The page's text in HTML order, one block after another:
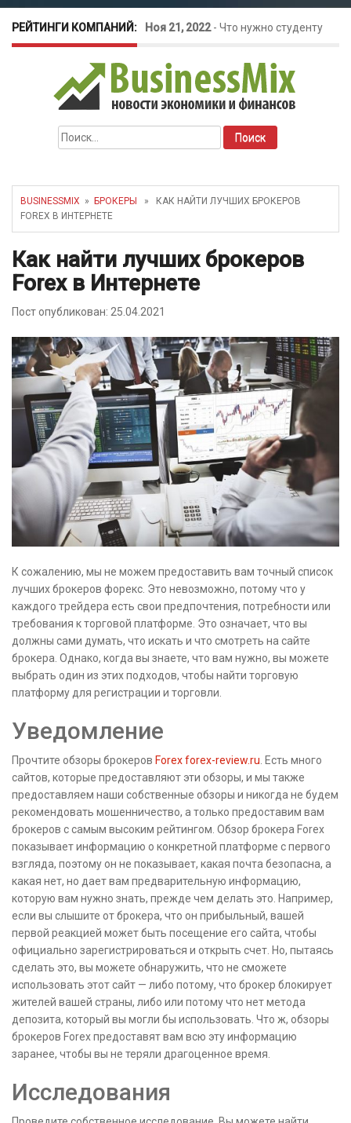
РЕЙТИНГИ КОМПАНИЙ: Ноя 21, 2022- Что нужно студенту
для открытия бизнеса?
Окт 26, 2022-Телефония для
amoCRM: лучшие инструменты для
бизнеса
как защитить свой бизнес?
Найти:
BUSINESSMIX » БРОКЕРЫ
» КАК НАЙТИ ЛУЧШИХ БРОКЕРОВ
FOREX В ИНТЕРНЕТЕ
Как найти лучших брокеров
Forex в Интернете
Пост опубликован: 25.04.2021
К сожалению, мы не можем предоставить вам точный список
лучших брокеров форекс. Это невозможно, потому что у
каждого трейдера есть свои предпочтения, потребности или
требования к торговой платформе. Это означает, что вы
должны сами думать, что искать и что смотреть на сайте
брокера. Однако, когда вы знаете, что вам нужно, вы можете
выбрать один из этих подходов, чтобы найти торговую
платформу для регистрации и торговли.
Уведомление
Прочтите обзоры брокеров Forex forex-review.ru . Есть много
сайтов, которые предоставляют эти обзоры, и мы также
предоставляем наши собственные обзоры и никогда не будем
рекомендовать мошенничество, а только предоставим вам
брокеров с самым высоким рейтингом. Обзор брокера Forex
показывает информацию о конкретной платформе с первого
взгляда, поэтому он не показывает, какая почта безопасна, а
какая нет, но дает вам предварительную информацию,
которую вам нужно знать, прежде чем делать это. Например,
если вы слышите от брокера, что он прибыльный, вашей
первой реакцией может быть посещение его сайта, чтобы
официально зарегистрироваться и открыть счет. Но, пытаясь
сделать это, вы можете обнаружить, что не сможете
использовать этот сайт — либо потому, что брокер блокирует
жителей вашей страны, либо или потому что нет метода
депозита, который вы могли бы использовать. Что ж, обзоры
брокеров Forex предоставят вам всю эту информацию
заранее, чтобы вы не теряли драгоценное время.
Исследования